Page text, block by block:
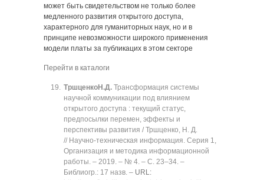
может быть свидетельством не только более
медленного развития открытого доступа,
характерного для гуманиторных наук, но и в
принципе невозможности широкого применения
модели платы за публикацих в этом секторе
Перейти в каталоги
ТршценкоН.Д. Трансформация системы
научной коммуникации под влиянием
открытого доступа : текущий статус,
предпосылки перемен, эффекты и
перспективы развития / Тршценко, Н. Д.
// Научно-техническая информация. Серия 1,
Организация и методика информационной
работы. ‒ 2019. ‒ № 4. ‒ C. 23‒34. ‒
Библиогр.: 17 назв. ‒ URL: